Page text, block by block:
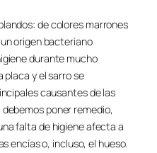
de colores marrones
origen bacteriano
durante mucho
placa y el sarro se
causantes de las
poner remedio,
falta de higiene afecta a
encías o, incluso, el hueso.